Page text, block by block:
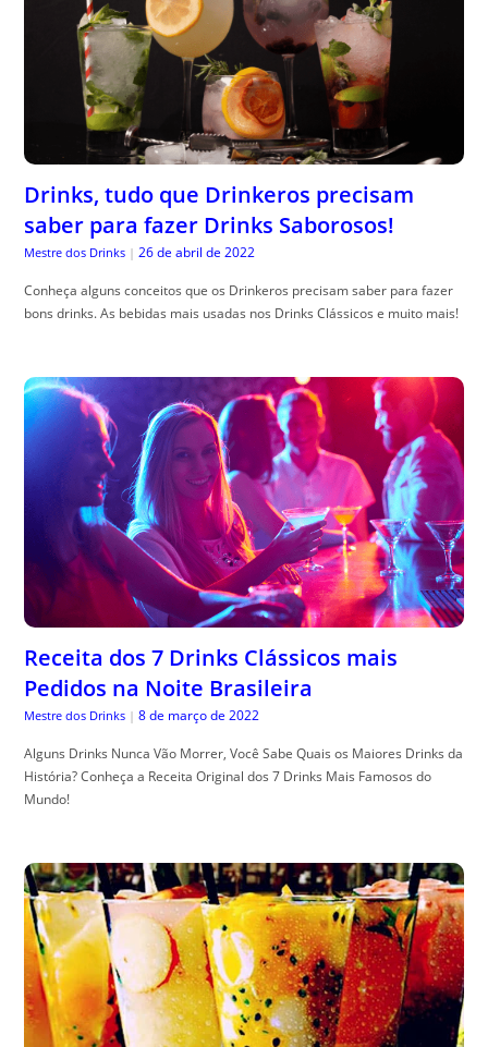
Drinks, tudo que Drinkeros precisam
saber para fazer Drinks Saborosos!
Mestre dos Drinks | 26 de abril de 2022
Conheça alguns conceitos que os Drinkeros precisam saber para fazer
bons drinks. As bebidas mais usadas nos Drinks Clássicos e muito mais!
Receita dos 7 Drinks Clássicos mais
Pedidos na Noite Brasileira
Mestre dos Drinks | 8 de março de 2022
Alguns Drinks Nunca Vão Morrer, Você Sabe Quais os Maiores Drinks da
História? Conheça a Receita Original dos 7 Drinks Mais Famosos do
Mundo!